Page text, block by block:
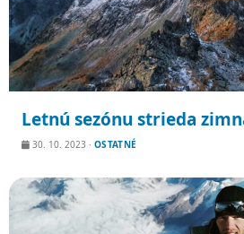
Letnú sezónu strieda
30. 10. 2023 · OSTATNÉ